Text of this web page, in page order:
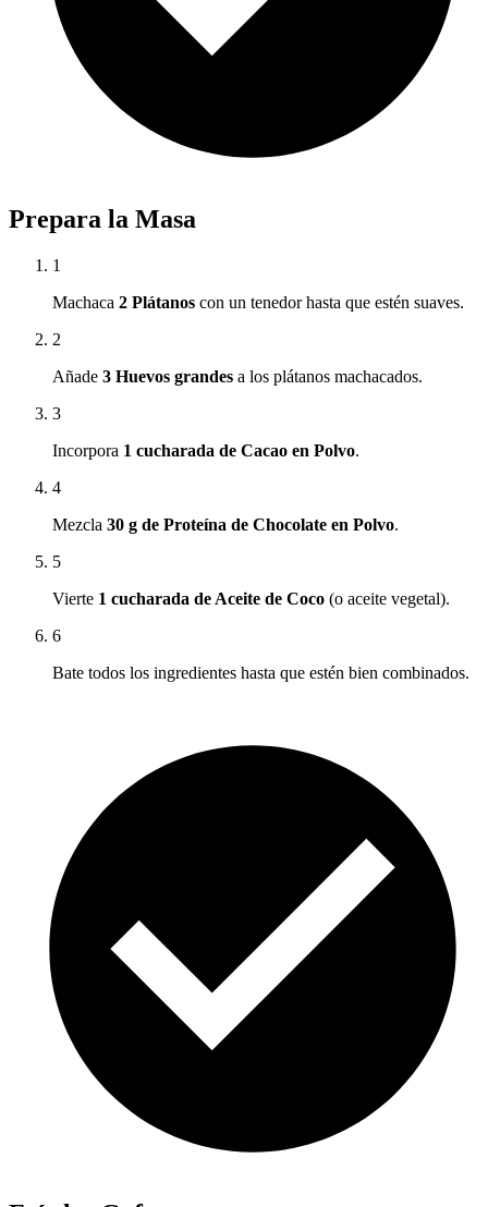
Prepara la Masa
1
Machaca 2 Plátanos con un tenedor hasta que estén suaves.
2
Añade 3 Huevos grandes a los plátanos machacados.
3
Incorpora 1 cucharada de Cacao en Polvo.
4
Mezcla 30 g de Proteína de Chocolate en Polvo.
5
Vierte 1 cucharada de Aceite de Coco (o aceite vegetal).
6
Bate todos los ingredientes hasta que estén bien combinados.